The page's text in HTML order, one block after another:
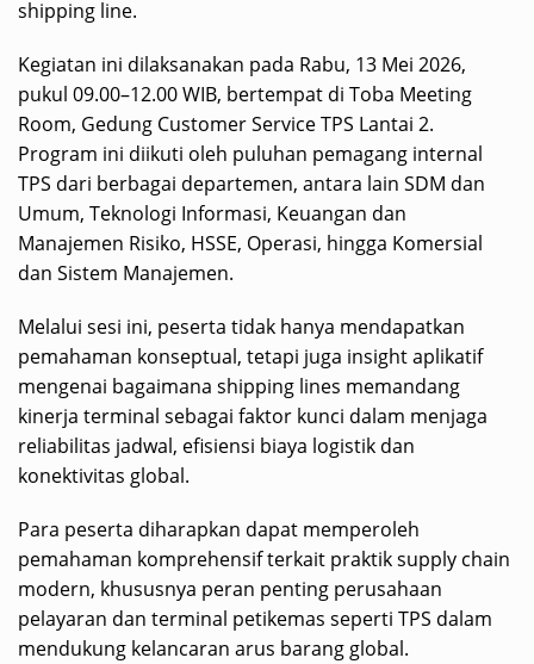
shipping line.
Kegiatan ini dilaksanakan pada Rabu, 13 Mei 2026,
pukul 09.00–12.00 WIB, bertempat di Toba Meeting
Room, Gedung Customer Service TPS Lantai 2.
Program ini diikuti oleh puluhan pemagang internal
TPS dari berbagai departemen, antara lain SDM dan
Umum, Teknologi Informasi, Keuangan dan
Manajemen Risiko, HSSE, Operasi, hingga Komersial
dan Sistem Manajemen.
Melalui sesi ini, peserta tidak hanya mendapatkan
pemahaman konseptual, tetapi juga insight aplikatif
mengenai bagaimana shipping lines memandang
kinerja terminal sebagai faktor kunci dalam menjaga
reliabilitas jadwal, efisiensi biaya logistik dan
konektivitas global.
Para peserta diharapkan dapat memperoleh
pemahaman komprehensif terkait praktik supply chain
modern, khususnya peran penting perusahaan
pelayaran dan terminal petikemas seperti TPS dalam
mendukung kelancaran arus barang global.